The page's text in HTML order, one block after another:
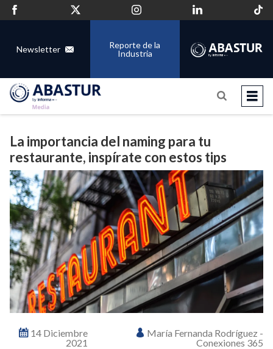
Newsletter
Reporte de la
Industria
La importancia del naming para tu
restaurante, inspírate con estos tips
14 Diciembre
2021
María Fernanda Rodríguez -
Conexiones 365